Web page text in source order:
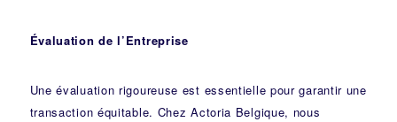
Évaluation de l’Entreprise
Une évaluation rigoureuse est essentielle pour garantir une
transaction équitable. Chez Actoria Belgique, nous